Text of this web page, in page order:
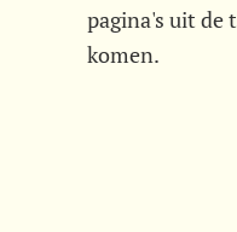
pagina's uit de
komen.